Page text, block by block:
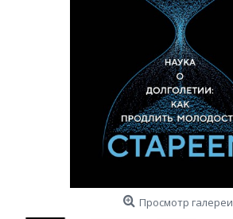
Просмотр галереи